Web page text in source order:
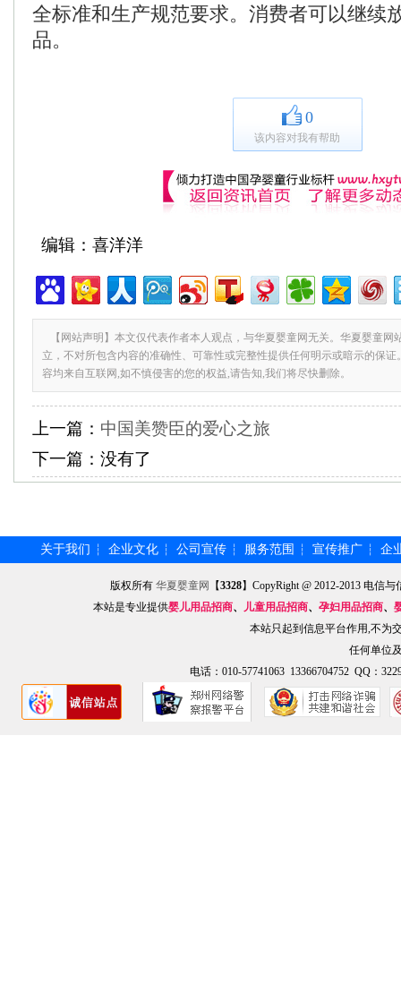
全标准和生产规范要求。消费者可以继续
品。
0
该内容对我有帮助
编辑：喜洋洋
【网站声明】本文仅代表作者本人观点，与华夏婴童网无关。华夏婴童网
立，不对所包含内容的准确性、可靠性或完整性提供任何明示或暗示的保
容均来自互联网,如不慎侵害的您的权益,请告知,我们将尽快删除。
上一篇： 中国美赞臣的爱心之旅
下一篇： 没有了
关于我们 ┆ 企业文化 ┆ 公司宣传 ┆ 服务范围 ┆ 宣传推广 ┆ 企
版权所有华夏婴童网 【3328】CopyRight @ 2012-2013 电信
本站是专业提供婴儿用品招商、 儿童用品招商、 孕妇用品招商、
本站只起到信息平台作用,不为
任何单位
电话：010-57741063 13366704752 QQ：